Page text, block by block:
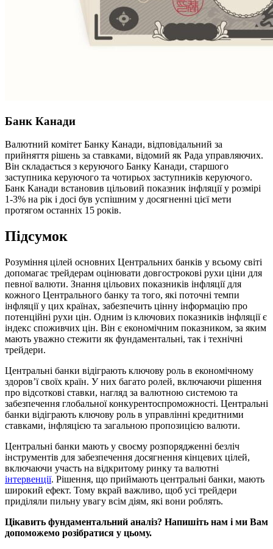
Банк Канади
Валютний комітет Банку Канади, відповідальний за
прийняття рішень за ставками, відомий як Рада управляючих.
Він складається з керуючого Банку Канади, старшого
заступника керуючого та чотирьох заступників керуючого.
Банк Канади встановив цільовий показник інфляції у розмірі
1-3% на рік і досі був успішним у досягненні цієї мети
протягом останніх 15 років.
Підсумок
Розуміння цілей основних Центральних банків у всьому світі
допомагає трейдерам оцінювати довгострокові рухи ціни для
певної валюти. Знання цільових показників інфляції для
кожного Центрального банку та того, які поточні темпи
інфляції у цих країнах, забезпечить цінну інформацію про
потенційні рухи цін. Одним із ключових показників інфляції є
індекс споживчих цін. Він є економічним показником, за яким
мають уважно стежити як фундаментальні, так і технічні
трейдери.
Центральні банки відіграють ключову роль в економічному
здоров’ї своїх країн. У них багато ролей, включаючи рішення
про відсоткові ставки, нагляд за валютною системою та
забезпечення глобальної конкурентоспроможності. Центральні
банки відіграють ключову роль в управлінні кредитними
ставками, інфляцією та загальною пропозицією валюти.
Центральні банки мають у своєму розпорядженні безліч
інструментів для забезпечення досягнення кінцевих цілей,
включаючи участь на відкритому ринку та валютні
інтервенції. Рішення, що приймають центральні банки, мають
широкий ефект. Тому вкрай важливо, щоб усі трейдери
приділяли пильну увагу всім діям, які вони роблять.
Цікавить фундаментальний аналіз? Напишіть нам і ми Вам
допоможемо розібратися у цьому.